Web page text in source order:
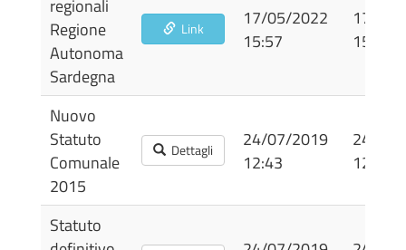
regionali
Regione
Autonoma
Sardegna
Link
17/05/2022
15:57
17/05/
15:57
Nuovo
Statuto
Comunale
2015
Dettagli
24/07/2019
12:43
24/07/
12:43
Statuto